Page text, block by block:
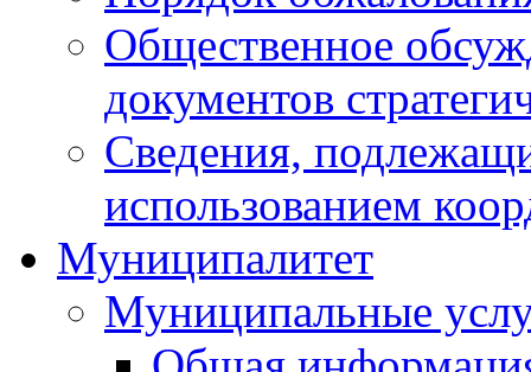
Общественное
документов
Сведения,
использованием
Муниципалитет
Муниципальные